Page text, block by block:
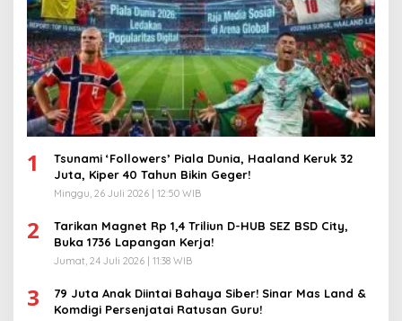
1
Tsunami ‘Followers’ Piala Dunia, Haaland Keruk 32
Juta, Kiper 40 Tahun Bikin Geger!
Minggu, 26 Juli 2026 | 12:50 WIB
2
Tarikan Magnet Rp 1,4 Triliun D-HUB SEZ BSD City,
Buka 1736 Lapangan Kerja!
Jumat, 24 Juli 2026 | 11:38 WIB
3
79 Juta Anak Diintai Bahaya Siber! Sinar Mas Land &
Komdigi Persenjatai Ratusan Guru!